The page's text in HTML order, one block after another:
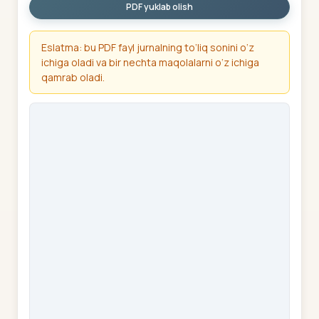
PDF yuklab olish
Eslatma: bu PDF fayl jurnalning to‘liq sonini o‘z
ichiga oladi va bir nechta maqolalarni o‘z ichiga
qamrab oladi.